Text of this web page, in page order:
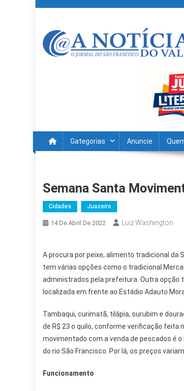
content
Gategorias Anuncie
Semana Santa
Cidades Juazeiro
14 De Abril De 2022 Luiz Washington
A procura por peixe, alimento tradicional
tem várias opções como o tradicional
administrados pela prefeitura. Outra opção
localizada em frente ao Estádio Adauto
Tambaqui, curimatã, tilápia, surubim e
de R$ 23 o quilo, conforme verificação
movimentado com a venda de pescados é
do rio São Francisco. Por lá, os preços
Funcionamento